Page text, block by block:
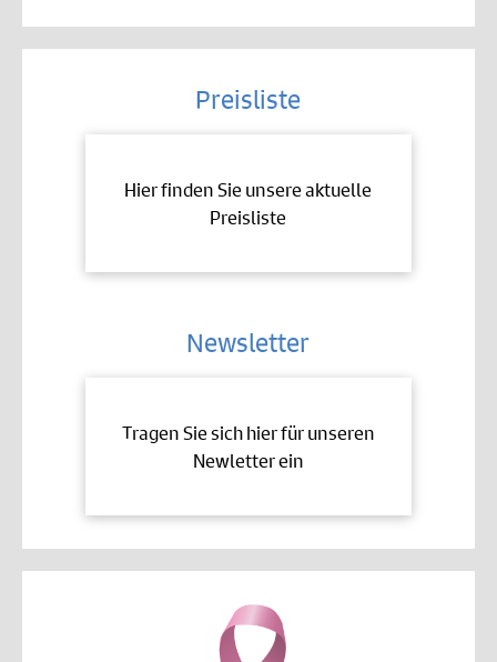
Preisliste
Hier finden Sie unsere aktuelle
Preisliste
Newsletter
Tragen Sie sich hier für unseren
Newletter ein